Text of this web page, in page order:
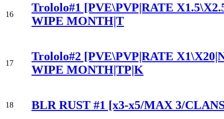
16
Trololo#1 [PVE\PVP|RATE
WIPE MONTH|T
17
Trololo#2 [PVE\PVP|RATE
WIPE MONTH|TP|K
18 BLR RUST #1 [x3-x5/MAX 3/